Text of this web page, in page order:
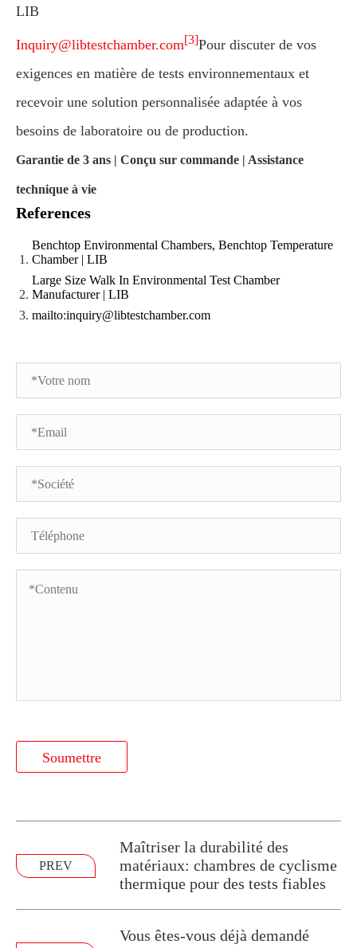
LIB
Inquiry@libtestchamber.com[3]Pour discuter de vos
exigences en matière de tests environnementaux et
recevoir une solution personnalisée adaptée à vos
besoins de laboratoire ou de production.
Garantie de 3 ans | Conçu sur commande | Assistance
technique à vie
References
Benchtop Environmental Chambers, Benchtop Temperature
Chamber | LIB
Large Size Walk In Environmental Test Chamber
Manufacturer | LIB
mailto:inquiry@libtestchamber.com
Soumettre
PREV
Maîtriser la durabilité des
matériaux: chambres de cyclisme
thermique pour des tests fiables
Vous êtes-vous déjà demandé